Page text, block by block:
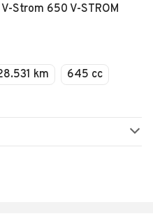
V-Strom 650 V-STROM
km
645 cc